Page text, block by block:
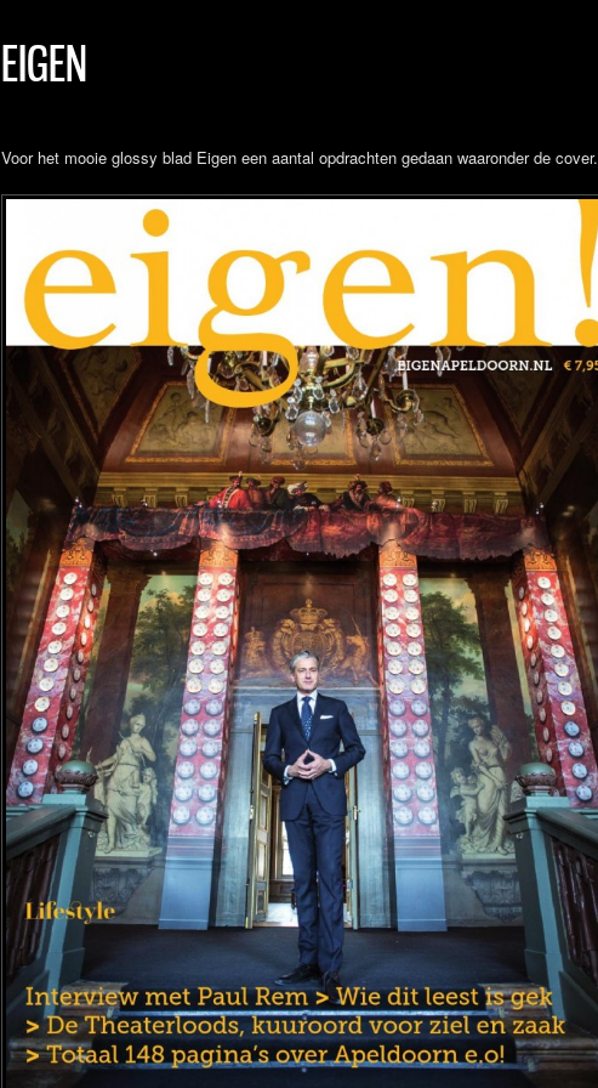
EIGEN
Voor het mooie glossy blad Eigen een aantal opdrachten gedaan waaronder de cover.